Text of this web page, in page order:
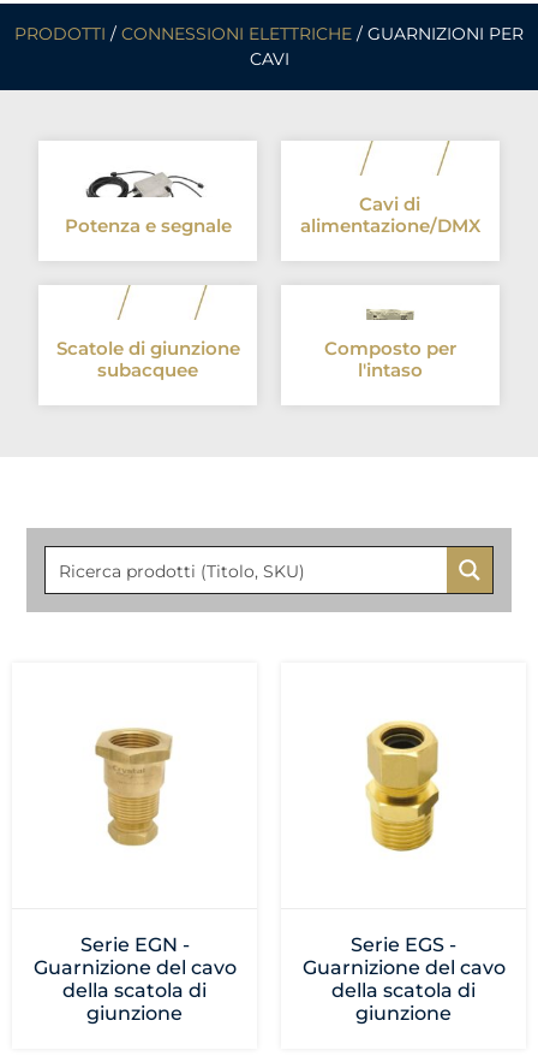
PRODOTTI / CONNESSIONI ELETTRICHE / GUARNIZIONI PER
CAVI
Potenza e segnale
Cavi di
alimentazione/DMX
Scatole di giunzione
subacquee
Composto per
l'intaso
Serie EGN -
Guarnizione del cavo
della scatola di
giunzione
Serie EGS -
Guarnizione del cavo
della scatola di
giunzione